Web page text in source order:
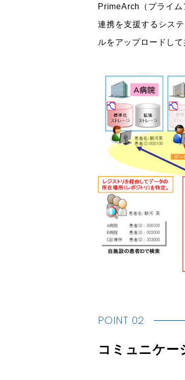
PrimeArch（プライ
連携を支援するシス
ルをアップロードして
POINT 02
コミュニケー